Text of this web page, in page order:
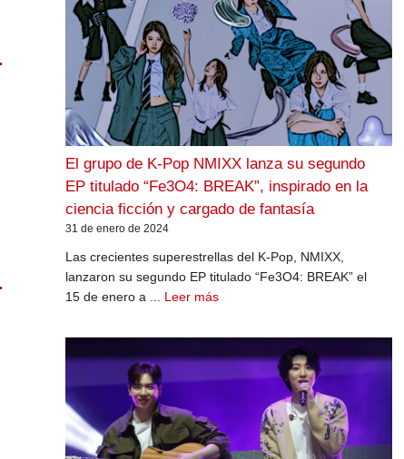
El grupo de K-Pop NMIXX lanza su segundo
EP titulado “Fe3O4: BREAK”, inspirado en la
ciencia ficción y cargado de fantasía
31 de enero de 2024
Las crecientes superestrellas del K-Pop, NMIXX,
lanzaron su segundo EP titulado “Fe3O4: BREAK” el
15 de enero a ... Leer más